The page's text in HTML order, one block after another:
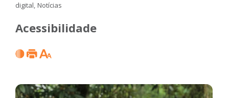
digital Notícias
Acessibilidade